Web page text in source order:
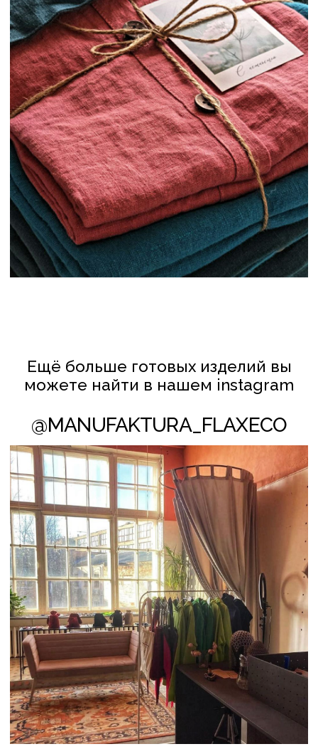
МЕНЮ
ПРОДУКЦИЯ
© FLAXECO ВСЕ ПРАВА ЗАЩИЩЕНЫ 2024
Леднёва Ольга Михайловна
УНП АС2823275
106 Инспекция МНС по Партизанскому
району г. Минска
ГОТОВЫЕ ИЗДЕЛИЯ
СЕРТИФИКАТЫ
КОНТАКТЫ
ПУБЛИКАЦИИ
ДОСТАВКА И ОПЛАТА
КАК ЗДЕСЬ ВСЕ УСТРОЕНО
ПОСТЕЛЬНОЕ БЕЛЬЕ
ДЕТСКОЕ ПОСТЕЛЬНОЕ БЕЛЬЁ
ПЛЕДЫ И ОДЕЯЛА
ШТОРЫ
ОДЕЖДА
СТОЛОВЫЙ ТЕКСТИЛЬ
ПОДУШКИ
РУЧНАЯ ВЫШИВКА
РУШНИКИ
БАЛДАХИНЫ
ПОЛИТИКА КОНФИДЕНЦИАЛЬНОСТИ
И ОБРАБОТКИ ПЕРСОНАЛЬНЫХ ДАННЫХ
ПОЛИТИКА ИСПОЛЬЗОВАНИЯ COOKIE-ФАЙЛОВ
СОТРУДНИЧЕСТВО